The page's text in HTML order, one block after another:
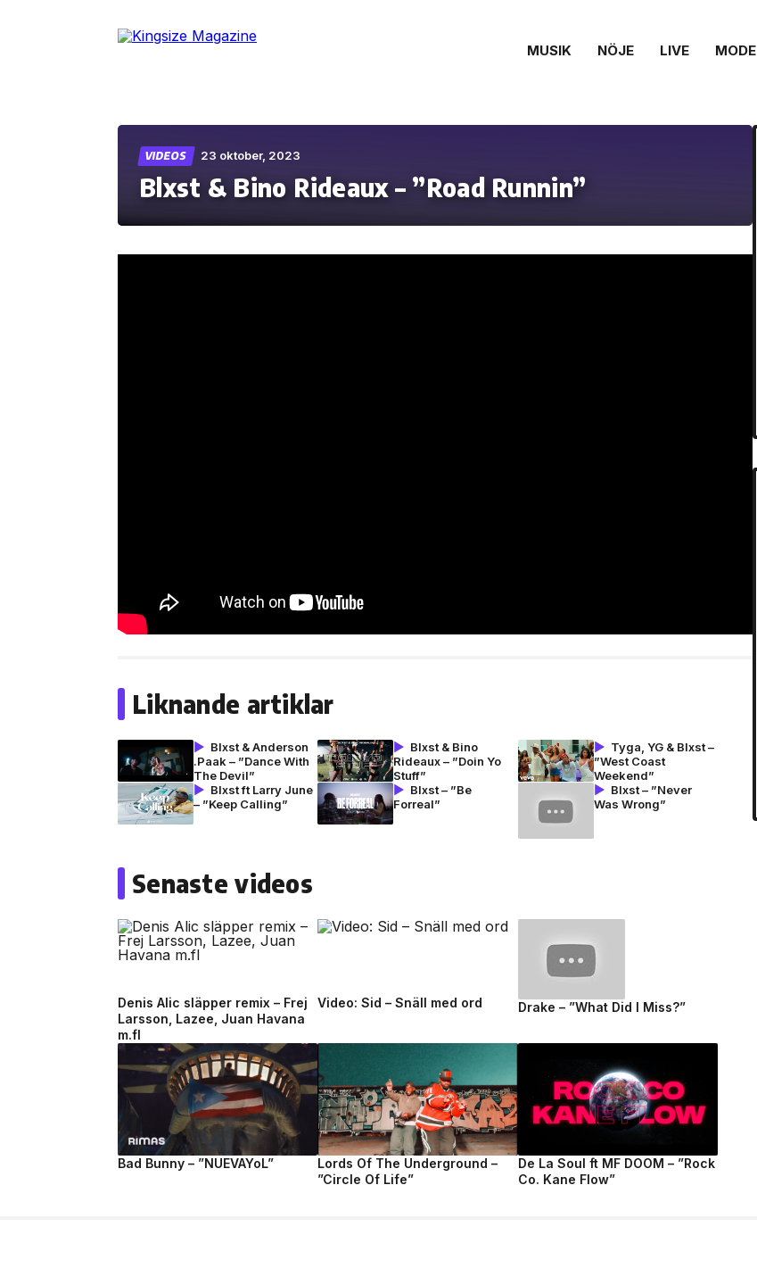
MUSIK NÖJE LIVE MODE
VIDEOS 23 oktober, 2023
Blxst & Bino Rideaux – ”Road Runnin”
Liknande artiklar
Blxst & Anderson
.Paak – ”Dance With
The Devil”
Blxst & Bino
Rideaux – ”Doin Yo
Stuff”
Tyga, YG & Blxst –
”West Coast
Weekend”
Blxst ft Larry June
– ”Keep Calling”
Blxst – ”Be
Forreal”
Blxst – ”Never
Was Wrong”
Senaste videos
Denis Alic släpper remix – Frej
Larsson, Lazee, Juan Havana
m.fl
Video: Sid – Snäll med ord Drake – ”What Did I Miss?”
Bad Bunny – ”NUEVAYoL”
Lords Of The Underground –
”Circle Of Life”
De La Soul ft MF DOOM – ”Rock
Co. Kane Flow”